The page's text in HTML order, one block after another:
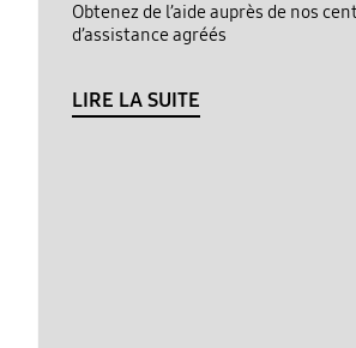
Obtenez de l’aide auprès de nos
d’assistance agréés
LIRE LA SUITE